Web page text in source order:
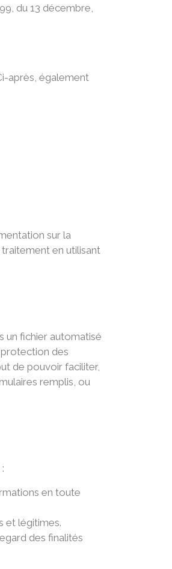
du 13 décembre,
après, également
sur la
en utilisant
un fichier automatisé
des
de pouvoir faciliter,
remplis, ou
en toute
et légitimes.
des finalités